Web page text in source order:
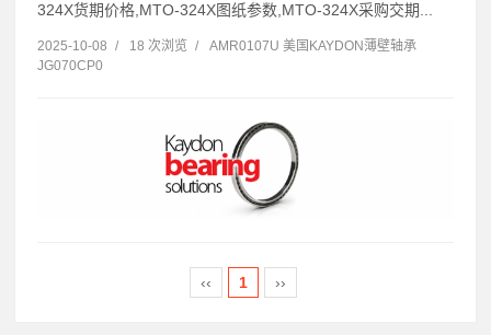
324X货期价格,MTO-324X图纸参数,MTO-324X采购交期...
2025-10-08 / 18 次浏览 /
AMR0107U 美国KAYDON薄壁轴承
JG070CP0
‹‹ 1 ››